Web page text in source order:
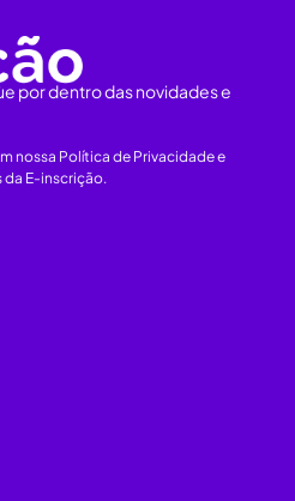
por dentro das novidades e
nossa Política de Privacidade e
da E-inscrição.